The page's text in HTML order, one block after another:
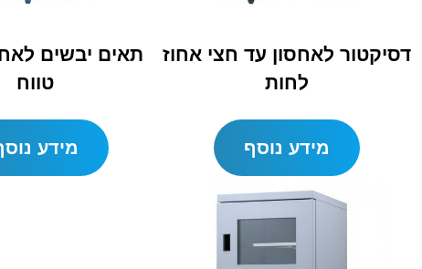
תאים יבשים
טווח
מידע
דסיקטור לאחסון עד חצי אחוז
לחות
מידע נוסף